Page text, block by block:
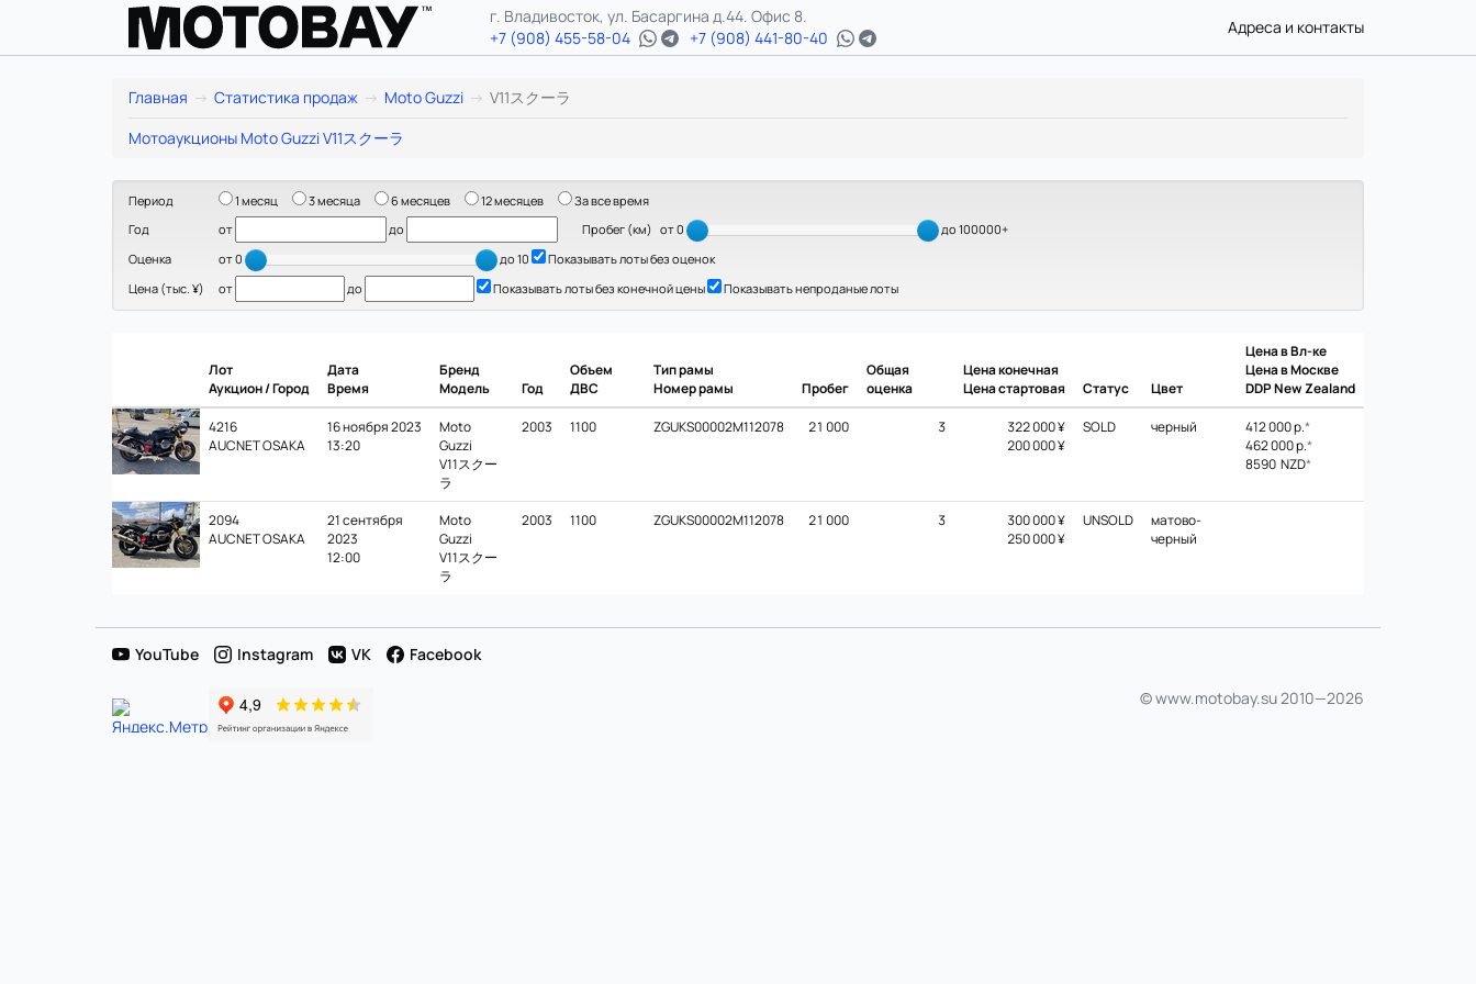
г. Владивосток, ул. Басаргина д.44. Офис 8.
+7 (908) 455-58-04
+7 (908) 441-80-40
Адреса и контакты
Moto
Guzzi
V11
ス
ク
ー
статистика
цен
и
продаж
в
Японии
Главная Статистика продаж Moto Guzzi
V11スクーラ
Мотоаукционы Moto Guzzi V11スクーラ
Период 1 месяц 3 месяца 6 месяцев 12 месяцев
За все время
Год
от до Пробег (км) от 0
до 100000+
Оценка
от 0 до 10
Показывать лоты без оценок
Цена (тыс. ¥)
от до Показывать лоты без конечной цены Показывать непроданые лоты
Лот
Аукцион / Город
Дата
Время
Бренд
Модель
Год
Объем
ДВС
Тип рамы
Номер рамы
Пробег
Общая
оценка
Цена конечная
Цена стартовая
Статус Цвет
Цена в Вл-ке
Цена в Москве
DDP New Zealand
4216
AUCNET OSAKA
16 ноября 2023
13:20
Moto
Guzzi
V11スクー
ラ
2003 1100 ZGUKS00002M112078 21 000 3
322 000 ¥
200 000 ¥
SOLD черный 412 000 р.*
462 000 р.*
8590 NZD*
2094
AUCNET OSAKA
21 сентября
2023
12:00
Moto
Guzzi
V11スクー
ラ
2003 1100 ZGUKS00002M112078 21 000 3
300 000 ¥
250 000 ¥
UNSOLD
матово-
черный
YouTube Instagram VK Facebook
© www.motobay.su 2010—2026